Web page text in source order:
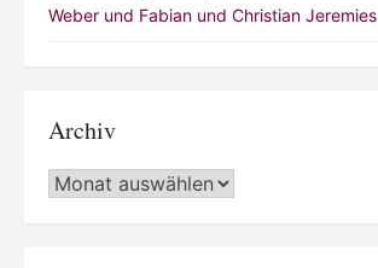
Weber und Fabian und Christian Jeremies
Archiv
Archiv